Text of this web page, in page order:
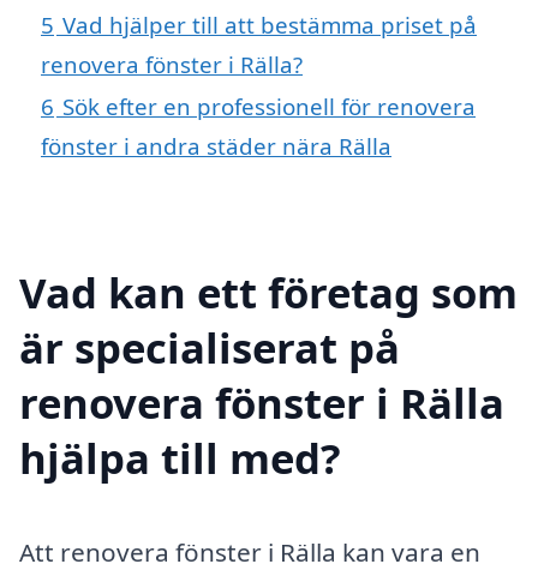
5 Vad hjälper till att bestämma priset på
renovera fönster i Rälla?
6 Sök efter en professionell för renovera
fönster i andra städer nära Rälla
Vad kan ett företag som
är specialiserat på
renovera fönster i Rälla
hjälpa till med?
Att renovera fönster i Rälla kan vara en